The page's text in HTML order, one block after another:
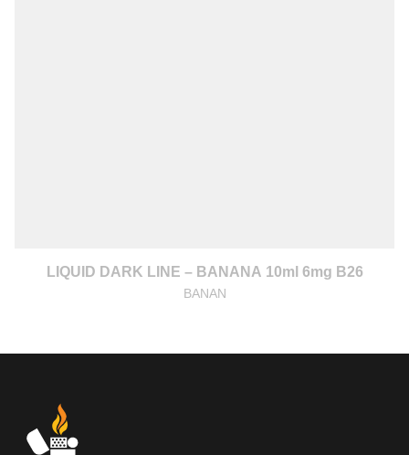
LIQUID DARK LINE – BANANA 10ml 6mg B26
BANAN